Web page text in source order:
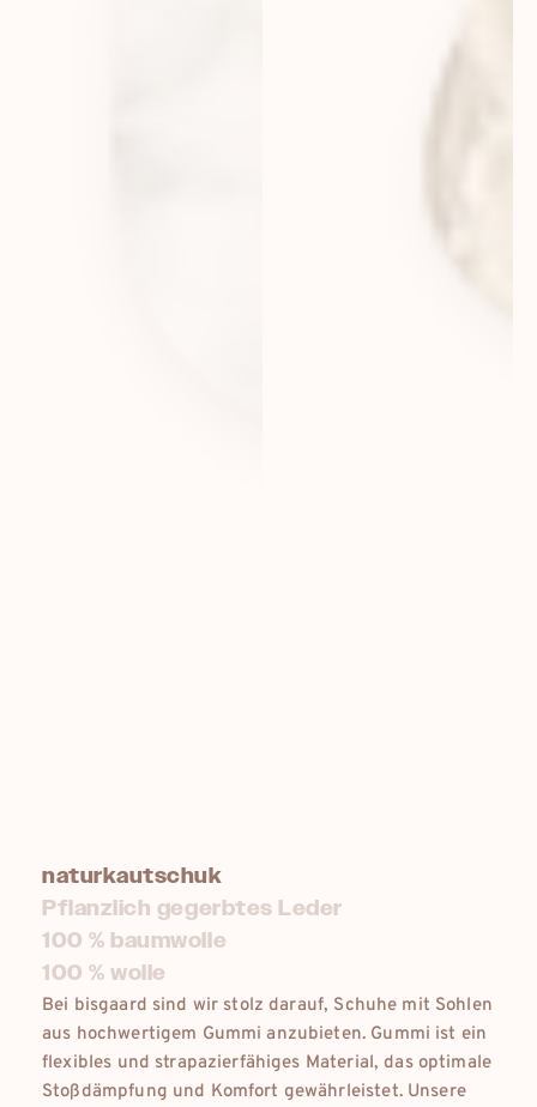
naturkautschuk
Pflanzlich gegerbtes Leder
100 % baumwolle
100 % wolle
Bei bisgaard sind wir stolz darauf, Schuhe mit Sohlen
aus hochwertigem Gummi anzubieten. Gummi ist ein
flexibles und strapazierfähiges Material, das optimale
Stoßdämpfung und Komfort gewährleistet. Unsere